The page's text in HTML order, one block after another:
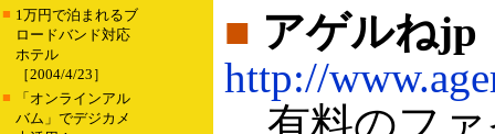
■ 1万円で泊まれるブ
ロードバンド対応
ホテル
［2004/4/23］
■
「オンラインアル
バム」でデジカメ
■ アゲルねjp
http://
有料のファ